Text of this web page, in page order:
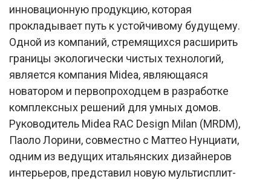
инновационную продукцию, которая
прокладывает путь к устойчивому будущему.
Одной из компаний, стремящихся расширить
границы экологически чистых технологий,
является компания Midea, являющаяся
новатором и первопроходцем в разработке
комплексных решений для умных домов.
Руководитель Midea RAC Design Milan (MRDM),
Паоло Лорини, совместно с Маттео Нунциати,
одним из ведущих итальянских дизайнеров
интерьеров, представил новую мультисплит-